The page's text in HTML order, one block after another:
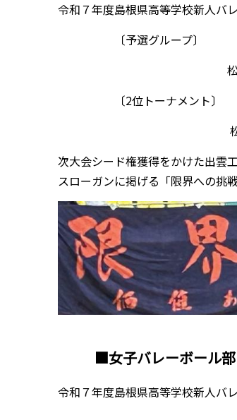
令和７年度島根県高等学校新人
〔予選グループ〕 松
松江北 2-0 益田
〔2位トーナメント〕
松江北 1-2 出
次大会シード権獲得をかけた出雲
スローガンに掲げる「限界への挑
■女子バレーボール部
令和７年度島根県高等学校新人